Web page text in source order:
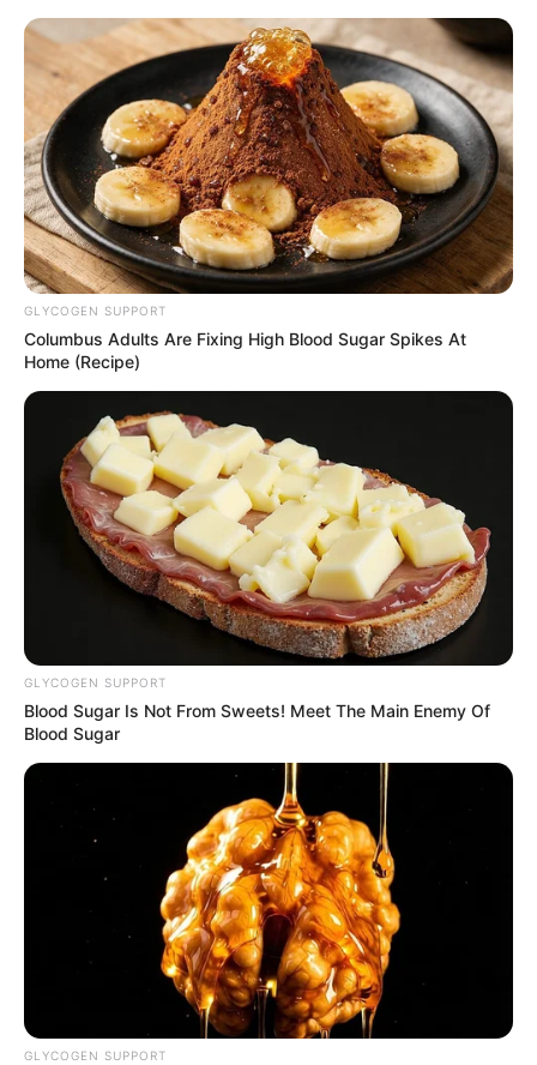
HOME
INSPIRASI
STYLE
FILM &
SERIES
NGAKAK
QUOTES
HYPE
MORE
GLYCOGEN SUPPORT
Columbus Adults Are Fixing High Blood Sugar Spikes At
Home (Recipe)
GLYCOGEN SUPPORT
Blood Sugar Is Not From Sweets! Meet The Main Enemy Of
Blood Sugar
GLYCOGEN SUPPORT